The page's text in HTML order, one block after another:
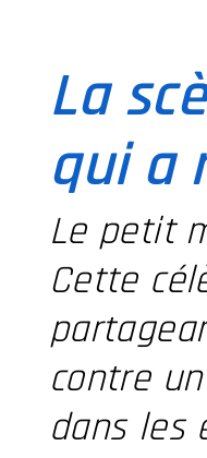
La
qui a
Le petit
Cette
contre
dans les